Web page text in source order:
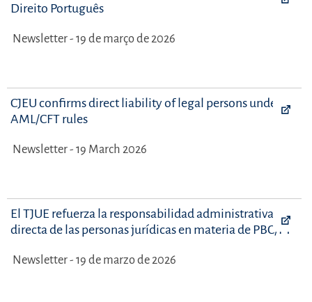
Direito Português
Newsletter - 19 de março de 2026
CJEU confirms direct liability of legal persons under EU
AML/CFT rules
Newsletter - 19 March 2026
El TJUE refuerza la responsabilidad administrativa
directa de las personas jurídicas en materia de PBC/FT
Newsletter - 19 de marzo de 2026